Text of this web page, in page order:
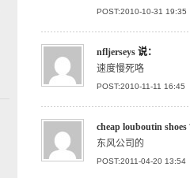
POST:2010-10-31 19:35
nfljerseys 说：
速度慢死咯
POST:2010-11-11 16:45
cheap louboutin shoes
东风公司的
POST:2011-04-20 13:54